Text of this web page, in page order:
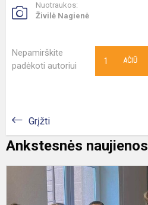
Nuotraukos:
Živilė Nagienė
Nepamirškite
padėkoti autoriui
AČIŪ
1
Grįžti
Ankstesnės naujienos